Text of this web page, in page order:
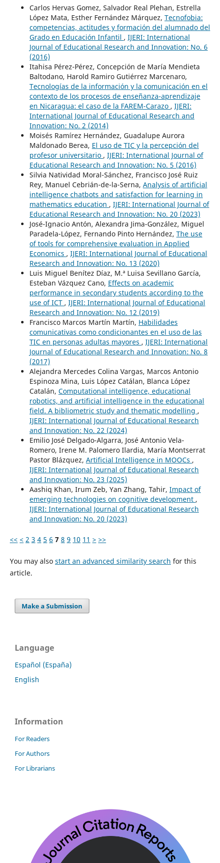
Carlos Hervas Gomez, Salvador Real Plehan, Estrella
López Mata, Esther Fernández Márquez, Tecnofobia:
competencias, actitudes y formación del alumnado del
Grado en Educación Infantil , IJERI: International
Journal of Educational Research and Innovation: No. 6
(2016)
Itahisa Pérez-Pérez, Concepción de María Mendieta
Baltodano, Harold Ramiro Gutiérrez Marcenaro,
Tecnologías de la información y la comunicación en el
contexto de los procesos de enseñanza-aprendizaje
en Nicaragua: el caso de la FAREM-Carazo , IJERI:
International Journal of Educational Research and
Innovation: No. 2 (2014)
Moisés Ramírez Hernández, Guadalupe Aurora
Maldonado Berea, El uso de TIC y la percepción del
profesor universitario , IJERI: International Journal of
Educational Research and Innovation: No. 5 (2016)
Silvia Natividad Moral-Sánchez, Francisco José Ruiz
Rey, Manuel Cebrián-de-la-Serna, Analysis of artificial
intelligence chatbots and satisfaction for learning in
mathematics education , IJERI: International Journal of
Educational Research and Innovation: No. 20 (2023)
José-Ignacio Antón, Alexandra Jima-González, Miguel
Paradela-López, Fernando Pinto Hernández, The use
of tools for comprehensive evaluation in Applied
Economics , IJERI: International Journal of Educational
Research and Innovation: No. 13 (2020)
Luis Miguel Benítez Díaz, M.ª Luisa Sevillano García,
Esteban Vázquez Cano, Effects on academic
performance in secondary students according to the
use of ICT , IJERI: International Journal of Educational
Research and Innovation: No. 12 (2019)
Francisco Marcos Martín Martín, Habilidades
comunicativas como condicionantes en el uso de las
TIC en personas adultas mayores , IJERI: International
Journal of Educational Research and Innovation: No. 8
(2017)
Alejandra Mercedes Colina Vargas, Marcos Antonio
Espinoza Mina, Luis López Catálan, Blanca López
Catalán, Computational intelligence, educational
robotics, and artificial intelligence in the educational
field. A bibliometric study and thematic modelling ,
IJERI: International Journal of Educational Research
and Innovation: No. 22 (2024)
Emilio José Delgado-Algarra, José Antonio Vela-
Romero, Irene M. Palomero Ilardia, María Montserrat
Pastor Blázquez, Artificial Intelligence in MOOCs ,
IJERI: International Journal of Educational Research
and Innovation: No. 23 (2025)
Aashiq Khan, Irum Zeb, Yan Zhang, Tahir, Impact of
emerging technologies on cognitive development ,
IJERI: International Journal of Educational Research
and Innovation: No. 20 (2023)
<< < 2 3 4 5 6 7 8 9 10 11 > >>
You may also start an advanced similarity search for this
article.
Make a Submission
Language
Español (España)
English
Information
For Readers
For Authors
For Librarians